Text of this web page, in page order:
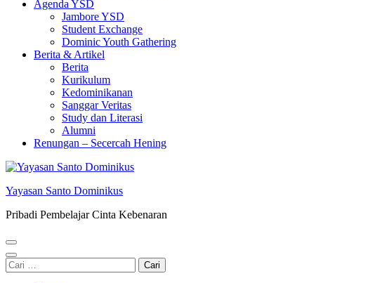
Agenda YSD
Jambore YSD
Student Exchange
Dominic Youth Gathering
Berita & Artikel
Berita
Kurikulum
Kedominikanan
Sanggar Veritas
Study dan Literasi
Alumni
Renungan – Secercah Hening
Yayasan Santo Dominikus
Pribadi Pembelajar Cinta Kebenaran
Cari
untuk: